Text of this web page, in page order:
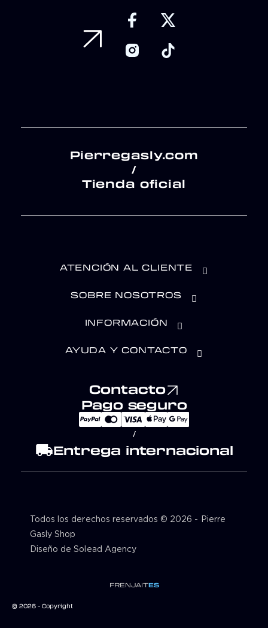
Pierregasly.com
/
Tienda oficial
ATENCIÓN AL CLIENTE
SOBRE NOSOTROS
INFORMACIÓN
AYUDA Y CONTACTO
Contacto
Pago seguro
/
local_shippingEntrega internacional
Todos los derechos reservados © 2026 - Pierre
Gasly Shop
Diseño de Solead Agency
FRENJAITES
© 2026 - Copyright